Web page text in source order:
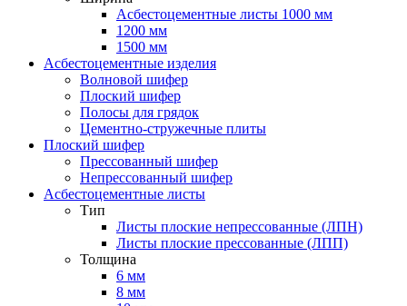
Асбестоцементные листы 1000 мм
1200 мм
1500 мм
Асбестоцементные изделия
Волновой шифер
Плоский шифер
Полосы для грядок
Цементно-стружечные плиты
Плоский шифер
Прессованный шифер
Непрессованный шифер
Асбестоцементные листы
Тип
Листы плоские непрессованные (ЛПН)
Листы плоские прессованные (ЛПП)
Толщина
6 мм
8 мм